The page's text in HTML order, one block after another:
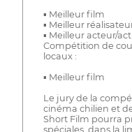
▪ Meilleur film
▪ Meilleur
▪ Meilleur acteur/
Compétition de
locaux :
▪ Meilleur film
Le jury de la
cinéma chilien et
Short Film pourra
spéciales, dans la